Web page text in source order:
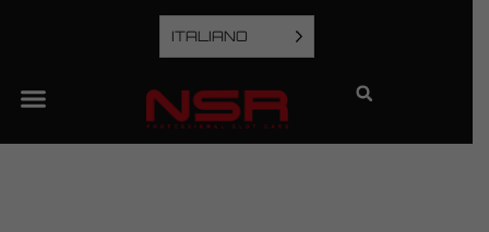
ITALIANO